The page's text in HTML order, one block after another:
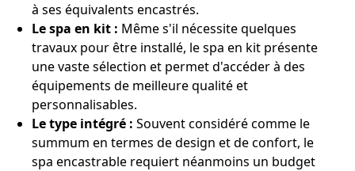
à ses équivalents encastrés.
Le spa en kit : Même s'il nécessite quelques
travaux pour être installé, le spa en kit présente
une vaste sélection et permet d'accéder à des
équipements de meilleure qualité et
personnalisables.
Le type intégré : Souvent considéré comme le
summum en termes de design et de confort, le
spa encastrable requiert néanmoins un budget